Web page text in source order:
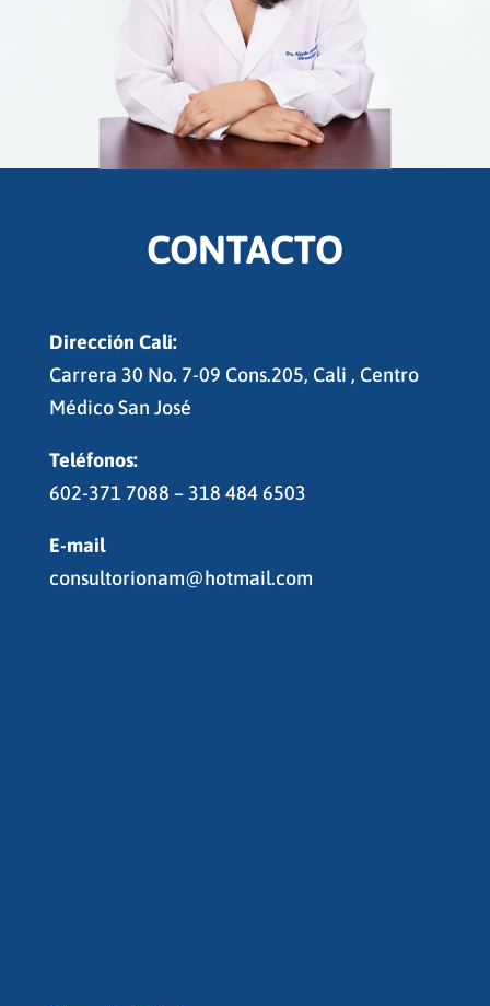
CONTACTO
Dirección Cali:
Carrera 30 No. 7-09 Cons.205, Cali , Centro
Médico San José
Teléfonos:
602-371 7088 – 318 484 6503
E-mail
consultorionam@hotmail.com